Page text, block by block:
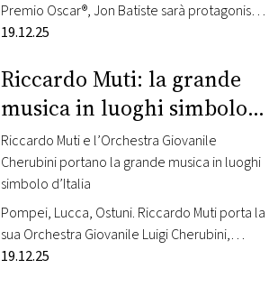
Premio Oscar®, Jon Batiste sarà protagonista
in esclusiva italiana a Umbria Jazz domenica 5
Monte Carlo è radio ufficiale di Umbria Jazz
Musicista, compositore e performer tra i più
visionari della scena contemporanea, Batiste
è riconosciuto a livello globale per la sua…
19.12.25
Riccardo Muti: la grande
musica in luoghi simbolo
d’Italia
Riccardo Muti e l’Orchestra Giovanile
Cherubini portano la grande musica in luoghi
simbolo d’Italia
Pompei, Lucca, Ostuni. Riccardo Muti porta la
sua Orchestra Giovanile Luigi Cherubini,
insieme agli studenti dei Conservatori italiani,
19.12.25